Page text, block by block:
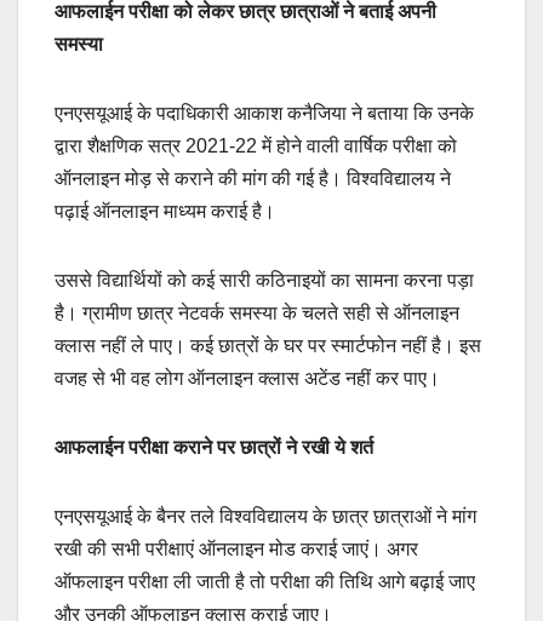
आफलाईन परीक्षा को लेकर छात्र छात्राओं ने बताई अपनी
समस्या
एनएसयूआई के पदाधिकारी आकाश कनैजिया ने बताया कि उनके
द्वारा शैक्षणिक सत्र 2021-22 में होने वाली वार्षिक परीक्षा को
ऑनलाइन मोड़ से कराने की मांग की गई है। विश्वविद्यालय ने
पढ़ाई ऑनलाइन माध्यम कराई है।
उससे विद्यार्थियों को कई सारी कठिनाइयों का सामना करना पड़ा
है। ग्रामीण छात्र नेटवर्क समस्या के चलते सही से ऑनलाइन
क्लास नहीं ले पाए। कई छात्रों के घर पर स्मार्टफोन नहीं है। इस
वजह से भी वह लोग ऑनलाइन क्लास अटेंड नहीं कर पाए।
आफलाईन परीक्षा कराने पर छात्रों ने रखी ये शर्त
एनएसयूआई के बैनर तले विश्वविद्यालय के छात्र छात्राओं ने मांग
रखी की सभी परीक्षाएं ऑनलाइन मोड कराई जाएं। अगर
ऑफलाइन परीक्षा ली जाती है तो परीक्षा की तिथि आगे बढ़ाई जाए
और उनकी ऑफलाइन क्लास कराई जाए।